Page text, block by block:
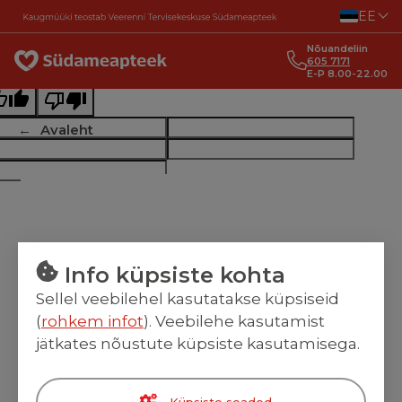
EE
Nõuandeliin
605 7171
E-P 8.00-22.00
Avaleht
text
this translation
feedback will be used to help improve Google Translate
Info küpsiste kohta
Sellel veebilehel kasutatakse küpsiseid
(rohkem infot). Veebilehe kasutamist
jätkates nõustute küpsiste kasutamisega.